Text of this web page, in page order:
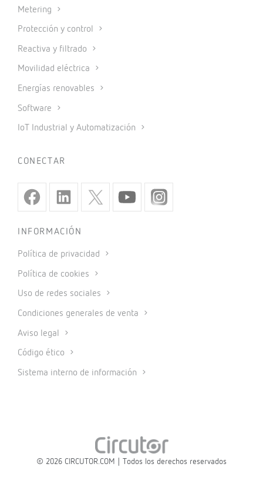
Metering
Protección y control
Reactiva y filtrado
Movilidad eléctrica
Energías renovables
Software
IoT Industrial y Automatización
CONECTAR
INFORMACIÓN
Política de privacidad
Política de cookies
Uso de redes sociales
Condiciones generales de venta
Aviso legal
Código ético
Sistema interno de información
© 2026 CIRCUTOR.COM | Todos los derechos reservados